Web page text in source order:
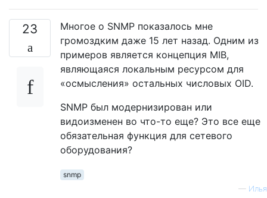
23
Многое о SNMP показалось мне
громоздким даже 15 лет назад. Одним из
примеров является концепция MIB,
являющаяся локальным ресурсом для
«осмысления» остальных числовых OID.
SNMP был модернизирован или
видоизменен во что-то еще? Это все еще
обязательная функция для сетевого
оборудования?
snmp
— Илья